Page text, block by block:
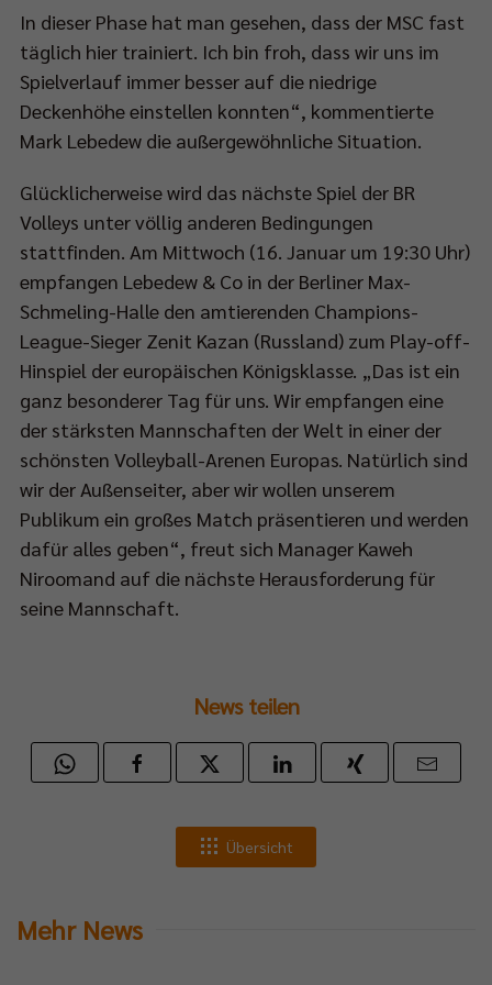
In dieser Phase hat man gesehen, dass der MSC fast
täglich hier trainiert. Ich bin froh, dass wir uns im
Spielverlauf immer besser auf die niedrige
Deckenhöhe einstellen konnten“, kommentierte
Mark Lebedew die außergewöhnliche Situation.
Glücklicherweise wird das nächste Spiel der BR
Volleys unter völlig anderen Bedingungen
stattfinden. Am Mittwoch (16. Januar um 19:30 Uhr)
empfangen Lebedew & Co in der Berliner Max-
Schmeling-Halle den amtierenden Champions-
League-Sieger Zenit Kazan (Russland) zum Play-off-
Hinspiel der europäischen Königsklasse. „Das ist ein
ganz besonderer Tag für uns. Wir empfangen eine
der stärksten Mannschaften der Welt in einer der
schönsten Volleyball-Arenen Europas. Natürlich sind
wir der Außenseiter, aber wir wollen unserem
Publikum ein großes Match präsentieren und werden
dafür alles geben“, freut sich Manager Kaweh
Niroomand auf die nächste Herausforderung für
seine Mannschaft.
News teilen
Übersicht
Mehr News